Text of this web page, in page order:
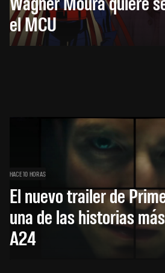
el MCU
HACE 10 HORAS
El nuevo trailer de
una de las historias
A24